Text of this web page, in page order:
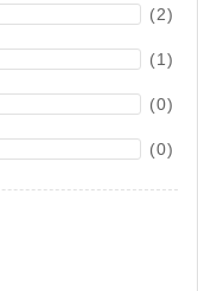
(2)
(1)
(0)
(0)